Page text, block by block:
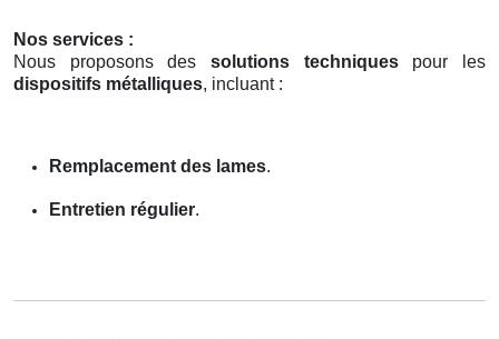
Nos services :
Nous proposons des solutions techniquespour les
dispositifs métalliques, incluant :
Remplacement des lames.
Entretien régulier.